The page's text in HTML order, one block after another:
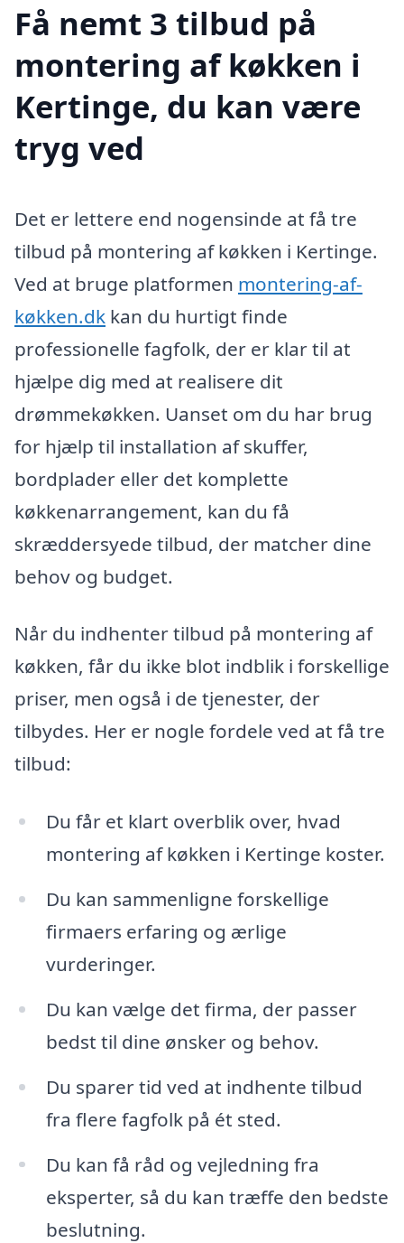
Få nemt 3 tilbud på
montering af køkken i
Kertinge, du kan være
tryg ved
Det er lettere end nogensinde at få tre
tilbud på montering af køkken i Kertinge.
Ved at bruge platformen montering-af-
køkken.dk kan du hurtigt finde
professionelle fagfolk, der er klar til at
hjælpe dig med at realisere dit
drømmekøkken. Uanset om du har brug
for hjælp til installation af skuffer,
bordplader eller det komplette
køkkenarrangement, kan du få
skræddersyede tilbud, der matcher dine
behov og budget.
Når du indhenter tilbud på montering af
køkken, får du ikke blot indblik i forskellige
priser, men også i de tjenester, der
tilbydes. Her er nogle fordele ved at få tre
tilbud:
Du får et klart overblik over, hvad
montering af køkken i Kertinge koster.
Du kan sammenligne forskellige
firmaers erfaring og ærlige
vurderinger.
Du kan vælge det firma, der passer
bedst til dine ønsker og behov.
Du sparer tid ved at indhente tilbud
fra flere fagfolk på ét sted.
Du kan få råd og vejledning fra
eksperter, så du kan træffe den bedste
beslutning.